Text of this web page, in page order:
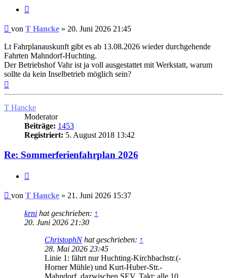
Ungelesener
von T Hancke » 20. Juni 2026 21:45
Lt Fahrplanauskunft gibt es ab 13.08.2026 wieder durchgehende
Fahrten Mahndorf-Huchting.
Der Betriebshof Vahr ist ja voll ausgestattet mit Werkstatt, warum
sollte da kein Inselbetrieb möglich sein?
T Hancke
Moderator
Beiträge: 1453
Registriert: 5. August 2018 13:42
Re: Sommerferienfahrplan 2026
Ungelesener
von T Hancke » 21. Juni 2026 15:37
krni hat geschrieben: ↑
20. Juni 2026 21:30
ChristophNhat geschrieben: ↑
28. Mai 2026 23:45
Linie 1: fährt nur Huchting-Kirchbachstr.(-
Horner Mühle) und Kurt-Huber-Str.-
Mahndorf, dazwischen SEV. Takt: alle 10